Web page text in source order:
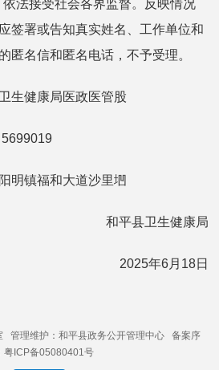
法接受社会各界监督。反映情况
签署或告知真实姓名、工作单位和
匿名信和匿名电话，不予受理。
健康局医政医管股
镇福和大道沙里垇
和平县卫生健康局
2025年6月18日
管理维护：和平县政务公开管理中心 备案序
粤ICP备05080401号